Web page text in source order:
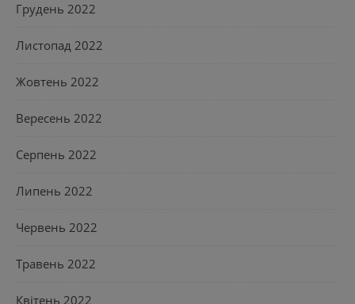
Грудень 2022
Листопад 2022
Жовтень 2022
Вересень 2022
Серпень 2022
Липень 2022
Червень 2022
Травень 2022
Квітень 2022